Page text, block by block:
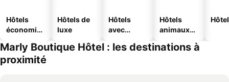
Hôtels
économiq
Hôtels de
luxe
Hôtels
avec
Hôtels
animaux
Marly Boutique Hôtel : les destinations à
proximité